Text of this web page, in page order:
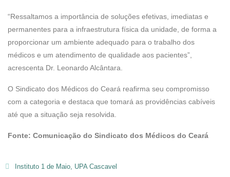
“Ressaltamos a importância de soluções efetivas, imediatas e
permanentes para a infraestrutura física da unidade, de forma a
proporcionar um ambiente adequado para o trabalho dos
médicos e um atendimento de qualidade aos pacientes”,
acrescenta Dr. Leonardo Alcântara.
O Sindicato dos Médicos do Ceará reafirma seu compromisso
com a categoria e destaca que tomará as providências cabíveis
até que a situação seja resolvida.
Fonte: Comunicação do Sindicato dos Médicos do Ceará
Instituto 1 de Maio, UPA Cascavel